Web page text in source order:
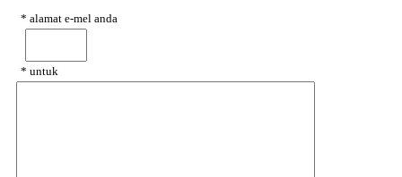
* alamat e-mel anda
* untuk